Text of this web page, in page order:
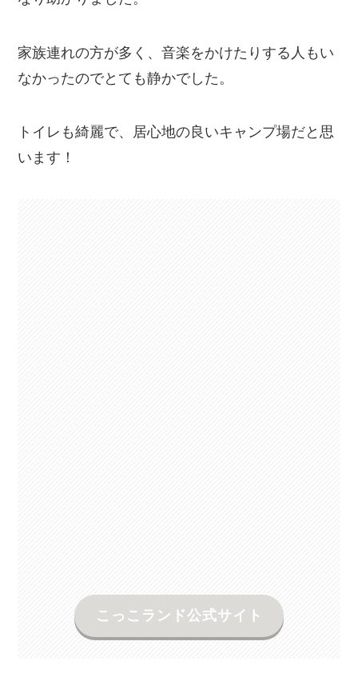
家族連れの方が多く、音楽をかけたりする人もい
なかったのでとても静かでした。
トイレも綺麗で、居心地の良いキャンプ場だと思
います！
こっこランド公式サイト